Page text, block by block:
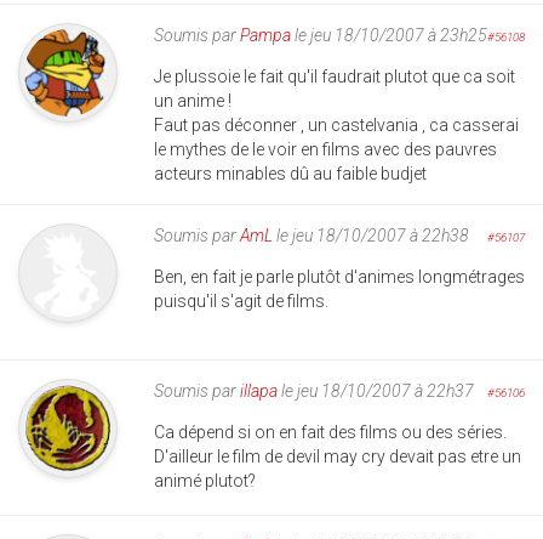
Soumis parPampale jeu 18/10/2007 à 23h25#56108
Je plussoie le fait qu'il faudrait plutot que ca soit
un anime !
Faut pas déconner , un castelvania , ca casserai
le mythes de le voir en films avec des pauvres
acteurs minables dû au faible budjet
Soumis parAmLle jeu 18/10/2007 à 22h38 #56107
Ben, en fait je parle plutôt d'animes longmétrages
puisqu'il s'agit de films.
Soumis parillapale jeu 18/10/2007 à 22h37 #56106
Ca dépend si on en fait des films ou des séries.
D'ailleur le film de devil may cry devait pas etre un
animé plutot?